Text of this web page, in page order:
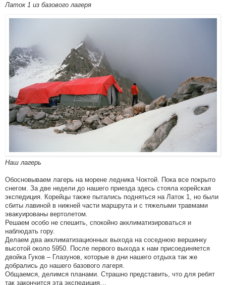
Латок 1 из базового лагеря
Наш лагерь
Обосновываем лагерь на морене ледника Чоктой. Пока все покрыто
снегом. За две недели до нашего приезда здесь стояла корейская
экспедиция. Корейцы также пытались подняться на Латок 1, но были
сбиты лавиной в нижней части маршрута и с тяжелыми травмами
эвакуированы вертолетом.
Решаем особо не спешить, спокойно акклиматизироваться и
наблюдать гору.
Делаем два акклиматизационных выхода на соседнюю вершинку
высотой около 5950. После первого выхода к нам присоединяется
двойка Гуков – Глазунов, которые в дни нашего отдыха так же
добрались до нашего базового лагеря.
Общаемся, делимся планами. Страшно представить, что для ребят
так закончится эта экспедиция…